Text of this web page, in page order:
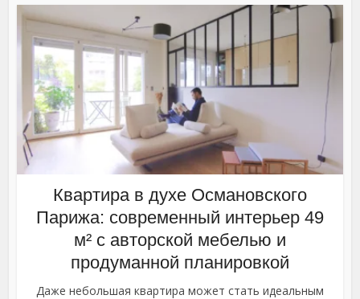
Квартира в духе Османовского
Парижа: современный интерьер 49
м² с авторской мебелью и
продуманной планировкой
Даже небольшая квартира может стать идеальным